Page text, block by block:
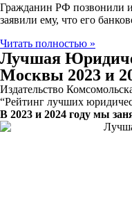
Гражданин РФ позвонили и
заявили ему, что его
Читать полностью »
Лучшая
Москвы 2023 и
Издательство
“Рейтинг лучших
В 2023 и 2024 году мы